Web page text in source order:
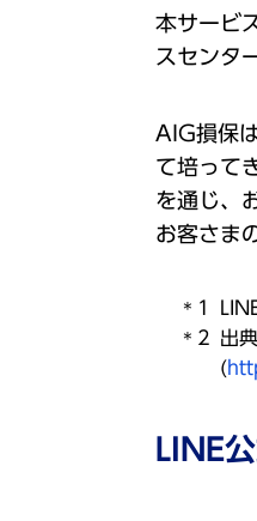
本サービ
スセンタ
AIG損保
て培って
を通じ、
お客さま
出
(
LINE